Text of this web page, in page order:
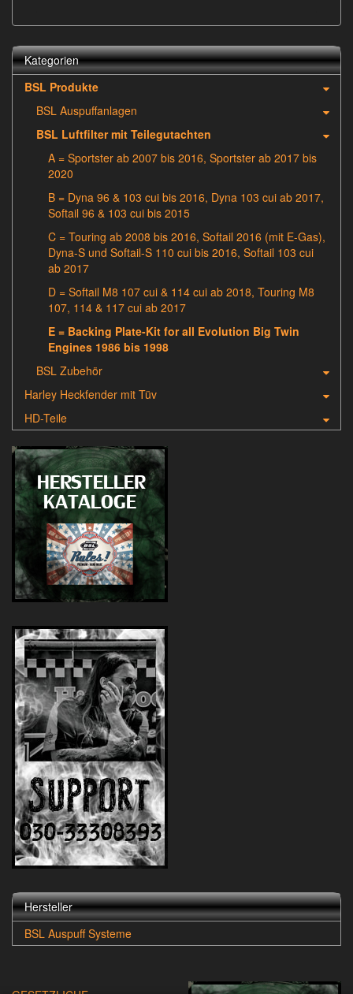
Kategorien
BSL Produkte
BSL Auspuffanlagen
BSL Luftfilter mit Teilegutachten
A = Sportster ab 2007 bis 2016, Sportster ab 2017 bis
2020
B = Dyna 96 & 103 cui bis 2016, Dyna 103 cui ab 2017,
Softail 96 & 103 cui bis 2015
C = Touring ab 2008 bis 2016, Softail 2016 (mit E-Gas),
Dyna-S und Softail-S 110 cui bis 2016, Softail 103 cui
ab 2017
D = Softail M8 107 cui & 114 cui ab 2018, Touring M8
107, 114 & 117 cui ab 2017
E = Backing Plate-Kit for all Evolution Big Twin
Engines 1986 bis 1998
BSL Zubehör
Harley Heckfender mit Tüv
HD-Teile
Hersteller
BSL Auspuff Systeme